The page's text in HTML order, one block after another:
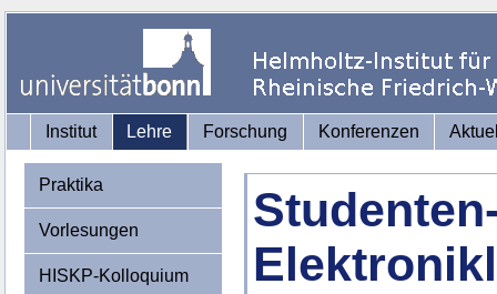
Institut Lehre Forschung Konferenzen
Praktika
Vorlesungen
HISKP-Kolloquium